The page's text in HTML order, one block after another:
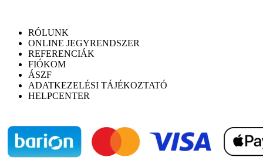
RÓLUNK
ONLINE JEGYRENDSZER
REFERENCIÁK
FIÓKOM
ÁSZF
ADATKEZELÉSI TÁJÉKOZTATÓ
HELPCENTER